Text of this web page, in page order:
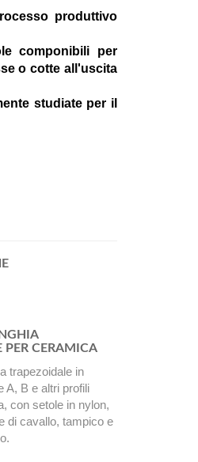
produttivo
componibili per
o cotte all'uscita
studiate per il
PER CERAMICA
trapezoidale in
A, B e altri profili
con setole in nylon,
di cavallo, tampico e